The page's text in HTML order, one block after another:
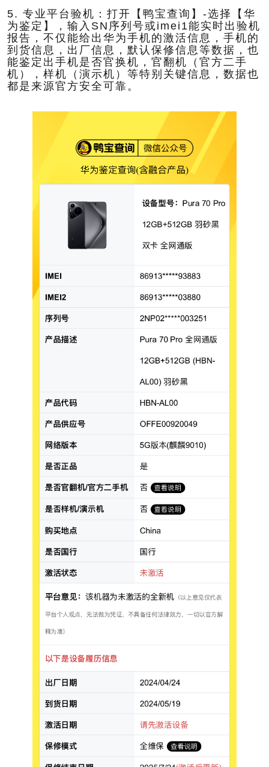
5. 专业平台验机：打开【鸭宝查询】-选择【华
为鉴定】，输入SN序列号或imei1能实时出验机
报告，不仅能给出华为手机的激活信息，手机的
到货信息，出厂信息，默认保修信息等数据，也
能鉴定出手机是否官换机，官翻机（官方二手
机），样机（演示机）等特别关键信息，数据也
都是来源官方安全可靠。